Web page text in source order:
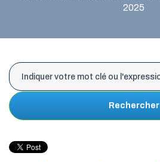
2025
Rechercher